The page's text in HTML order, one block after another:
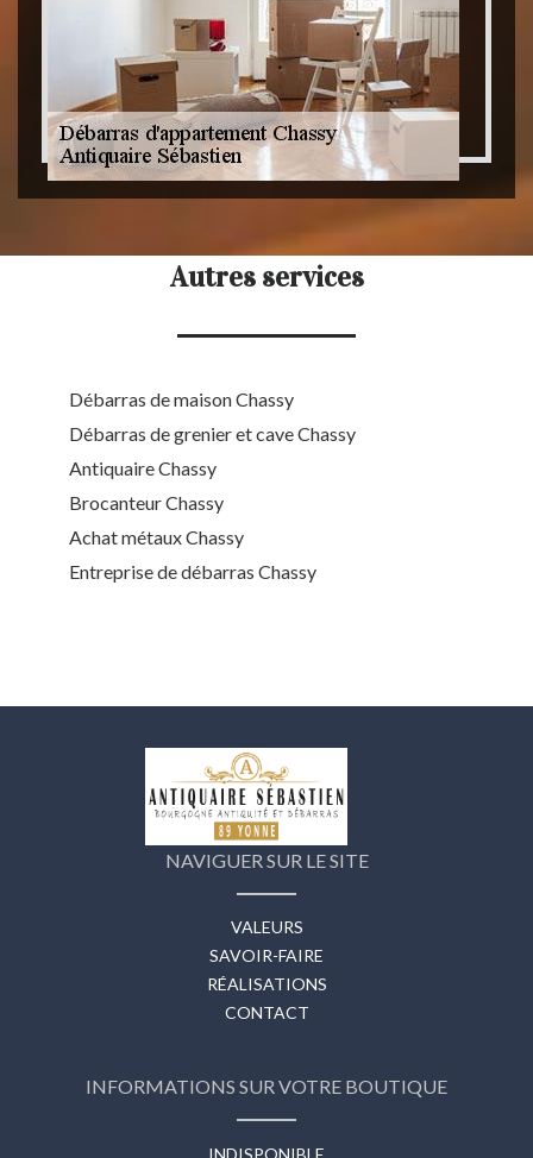
Autres services
Débarras de maison Chassy
Débarras de grenier et cave Chassy
Antiquaire Chassy
Brocanteur Chassy
Achat métaux Chassy
Entreprise de débarras Chassy
NAVIGUER SUR LE SITE
VALEURS
SAVOIR-FAIRE
RÉALISATIONS
CONTACT
INFORMATIONS SUR VOTRE BOUTIQUE
INDISPONIBLE